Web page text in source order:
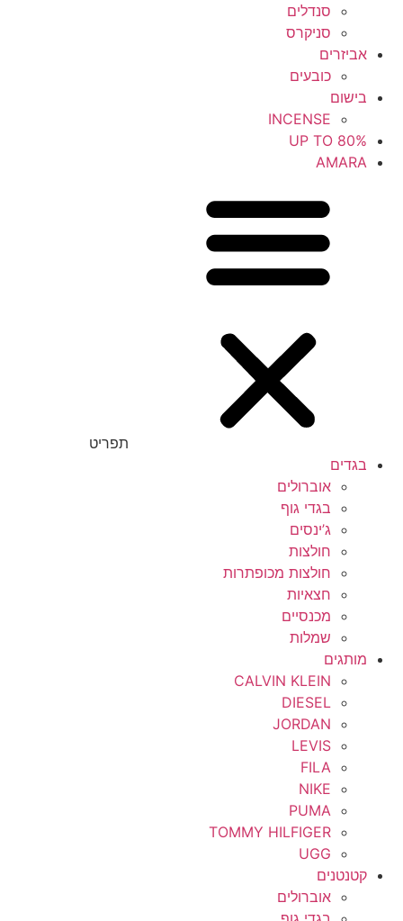
סנדלים
סניקרס
אביזרים
כובעים
בישום
INCENSE
UP TO 80%
AMARA
תפריט
בגדים
אוברולים
בגדי גוף
ג’ינסים
חולצות
חולצות מכופתרות
חצאיות
מכנסיים
שמלות
מותגים
CALVIN KLEIN
DIESEL
JORDAN
LEVIS
FILA
NIKE
PUMA
TOMMY HILFIGER
UGG
קטנטנים
אוברולים